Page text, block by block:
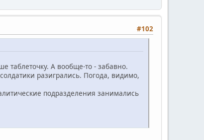
#102
А вообще-то - забавно.
разигрались. Погода, видимо,
подразделения занимались